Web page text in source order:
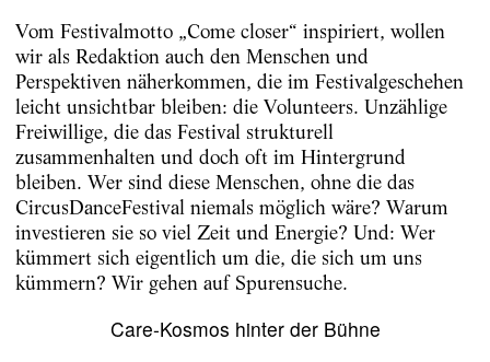
Vom Festivalmotto „Come closer“ inspiriert, wollen
wir als Redaktion auch den Menschen und
Perspektiven näherkommen, die im Festivalgeschehen
leicht unsichtbar bleiben: die Volunteers. Unzählige
Freiwillige, die das Festival strukturell
zusammenhalten und doch oft im Hintergrund
bleiben. Wer sind diese Menschen, ohne die das
CircusDanceFestival niemals möglich wäre? Warum
investieren sie so viel Zeit und Energie? Und: Wer
kümmert sich eigentlich um die, die sich um uns
kümmern? Wir gehen auf Spurensuche.
Care-Kosmos hinter der Bühne